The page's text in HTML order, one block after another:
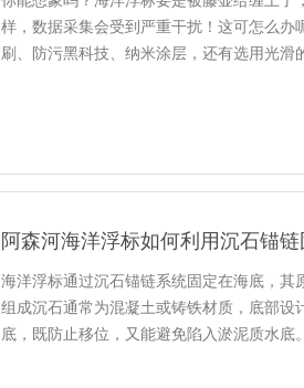
样，数据采集会受到严重干扰！这可怎么办
刷、防污黑科技、纳米涂层，还有选用光
阿森河海洋浮标如何利用沉石锚
海洋浮标通过沉石锚链系统固定在海底，
组成‌沉石‌通常为混凝土或铸铁材质，底部
底，既防止移位，又能避免陷入淤泥质水